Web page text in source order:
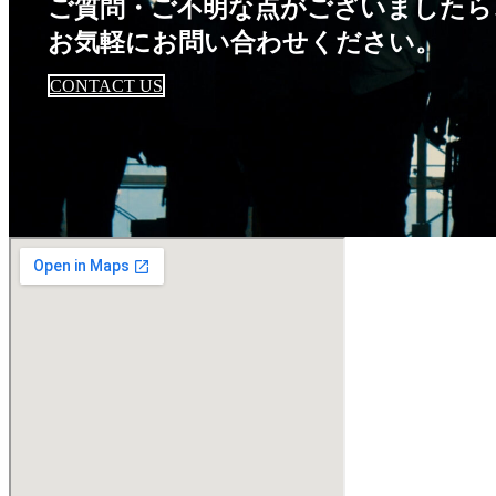
ご質問・ご不明な点がございました
お気軽にお問い合わせください。
CONTACT US